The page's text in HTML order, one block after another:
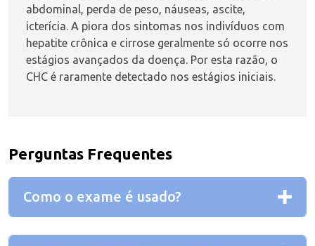
abdominal, perda de peso, náuseas, ascite,
icterícia. A piora dos sintomas nos indivíduos com
hepatite crônica e cirrose geralmente só ocorre nos
estágios avançados da doença. Por esta razão, o
CHC é raramente detectado nos estágios iniciais.
Perguntas Frequentes
Como o exame é usado?